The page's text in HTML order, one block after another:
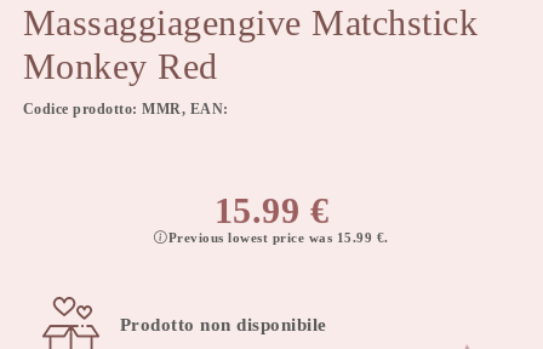
Massaggiagengive Matchstick
Monkey Red
Codice prodotto: MMR, EAN:
15.99 €
Previous lowest price was 15.99 €.
Prodotto non disponibile